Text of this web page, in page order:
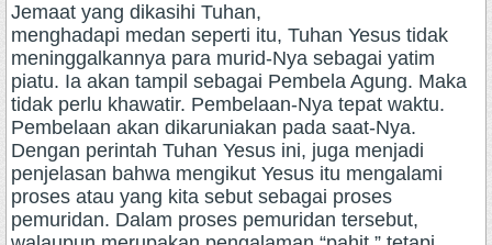
Jemaat yang dikasihi Tuhan,
menghadapi medan seperti itu, Tuhan Yesus tidak
meninggalkannya para murid-Nya sebagai yatim
piatu. Ia akan tampil sebagai Pembela Agung. Maka
tidak perlu khawatir. Pembelaan-Nya tepat waktu.
Pembelaan akan dikaruniakan pada saat-Nya.
Dengan perintah Tuhan Yesus ini, juga menjadi
penjelasan bahwa mengikut Yesus itu mengalami
proses atau yang kita sebut sebagai proses
pemuridan. Dalam proses pemuridan tersebut,